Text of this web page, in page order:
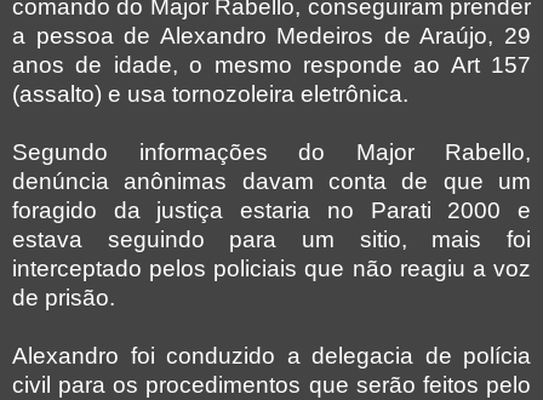
comando do Major Rabello, conseguiram prender
a pessoa de Alexandro Medeiros de Araújo, 29
anos de idade, o mesmo responde ao Art 157
(assalto) e usa tornozoleira eletrônica.
Segundo informações do Major Rabello,
denúncia anônimas davam conta de que um
foragido da justiça estaria no Parati 2000 e
estava seguindo para um sitio, mais foi
interceptado pelos policiais que não reagiu a voz
de prisão.
Alexandro foi conduzido a delegacia de polícia
civil para os procedimentos que serão feitos pelo